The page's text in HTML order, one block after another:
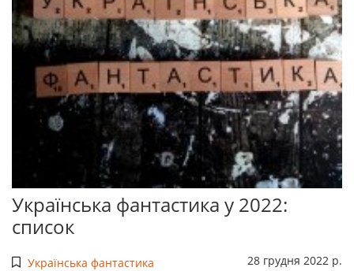
Українська фантастика у 2022:
список
Українська фантастика 28 грудня 2022 р.